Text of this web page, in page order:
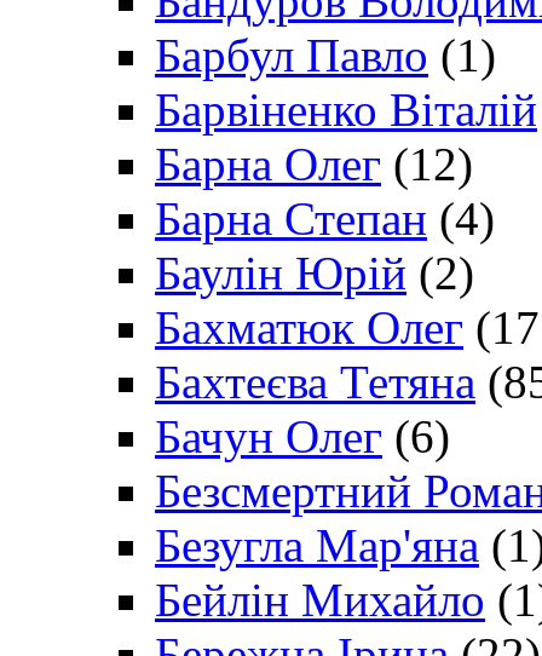
Барбул Павло (1)
Барвіненко Віталій
Барна Олег (12)
Барна Степан (4)
Баулін Юрій (2)
Бахматюк Олег
Бахтеєва Тетяна
Бачун Олег (6)
Безсмертний
Безугла Мар'яна
Бейлін Михайло